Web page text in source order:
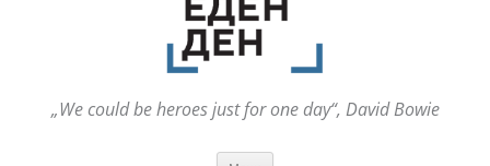
„We could be heroes just for one day“, David Bowie